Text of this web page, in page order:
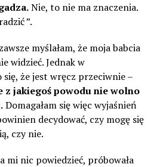
Nie, to nie ma znaczenia.
”.
myślałam, że moja babcia
widzieć. Jednak w
się, że jest wręcz przeciwnie –
z jakiegoś powodu nie wolno
Domagałam się więc wyjaśnień
decydować, czy mogę się
czy nie.
mi nic powiedzieć, próbowała